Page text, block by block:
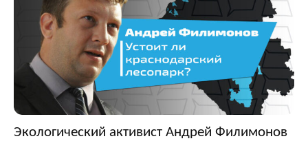
Экологический активист Андрей Филимонов